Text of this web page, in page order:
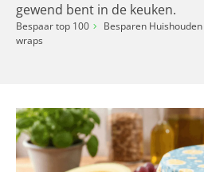
gewend bent in de keuken.
Bespaar top 100 Besparen Huishouden
wraps